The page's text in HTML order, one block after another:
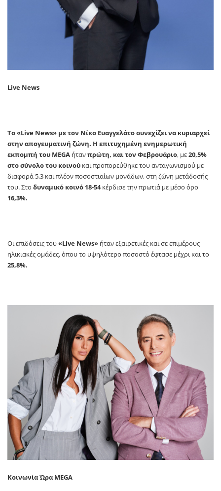
Live News
Το«Live News» με τον Νίκο Ευαγγελάτο συνεχίζει να κυριαρχεί
στην απογευματινή ζώνη. Η επιτυχημένη ενημερωτική
εκπομπή του MEGA ήτανπρώτη, και τον Φεβρουάριο, με20,5%
στο σύνολο του κοινού και προπορεύθηκε του ανταγωνισμού με
διαφορά 5,3 και πλέον ποσοστιαίων μονάδων, στη ζώνη μετάδοσής
του. Στο δυναμικό κοινό 18-54κέρδισε την πρωτιά με μέσο όρο
16,3%.
Οι επιδόσεις του«Live News» ήταν εξαιρετικές και σε επιμέρους
ηλικιακές ομάδες, όπου το υψηλότερο ποσοστό έφτασε μέχρι και το
25,8%.
Κοινωνία Ώρα MEGA